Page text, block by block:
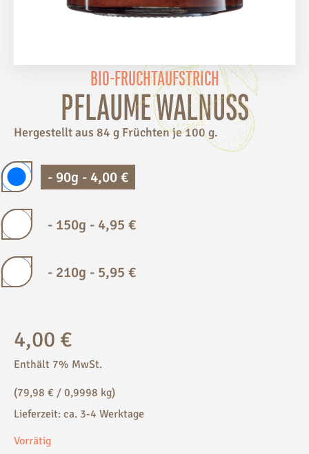
BIO-FRUCHTAUFSTRICH
PFLAUME WALNUSS
Hergestellt aus 84 g Früchten je 100 g.
- 90g - 4,00€
- 150g - 4,95 €
- 210g - 5,95 €
4,00 €
Enthält 7% MwSt.
(79,98 € / 0,9998 kg)
Lieferzeit: ca. 3-4 Werktage
Vorrätig